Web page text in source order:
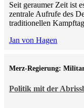
Seit geraumer Zeit ist
zentrale Aufrufe des
traditionellen
Jan von Hagen
Politik mit der
Merz-Regierung: